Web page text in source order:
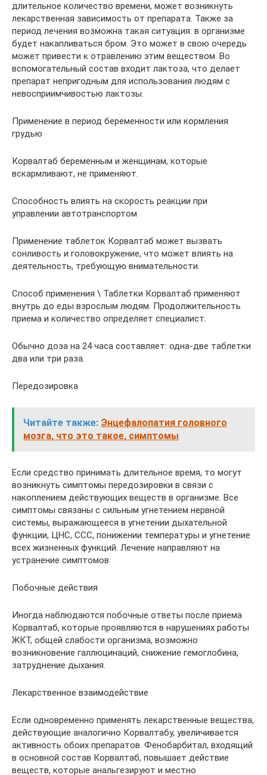
длительное количество времени, может возникнуть
лекарственная зависимость от препарата. Также за
период лечения возможна такая ситуация: в организме
будет накапливаться бром. Это может в свою очередь
может привести к отравлению этим веществом. Во
вспомогательный состав входит лактоза, что делает
препарат непригодным для использования людям с
невосприимчивостью лактозы.
Применение в период беременности или кормления
грудью
Корвалтаб беременным и женщинам, которые
вскармливают, не применяют.
Способность влиять на скорость реакции при
управлении автотранспортом
Применение таблеток Корвалтаб может вызвать
сонливость и головокружение, что может влиять на
деятельность, требующую внимательности.
Способ применения \ Таблетки Корвалтаб применяют
внутрь до еды взрослым людям. Продолжительность
приема и количество определяет специалист.
Обычно доза на 24 часа составляет: одна-две таблетки
два или три раза.
Передозировка
Читайте также: Энцефалопатия головного
мозга, что это такое, симптомы
Если средство принимать длительное время, то могут
возникнуть симптомы передозировки в связи с
накоплением действующих веществ в организме. Все
симптомы связаны с сильным угнетением нервной
системы, выражающееся в угнетении дыхательной
функции, ЦНС, ССС, понижении температуры и угнетение
всех жизненных функций. Лечение направляют на
устранение симптомов.
Побочные действия
Иногда наблюдаются побочные ответы после приема
Корвалтаб, которые проявляются в нарушениях работы
ЖКТ, общей слабости организма, возможно
возникновение галлюцинаций, снижение гемоглобина,
затруднение дыхания.
Лекарственное взаимодействие
Если одновременно применять лекарственные вещества,
действующие аналогично Корвалтабу, увеличивается
активность обоих препаратов. Фенобарбитал, входящий
в основной состав Корвалтаб, повышает действие
веществ, которые анальгезируют и местно